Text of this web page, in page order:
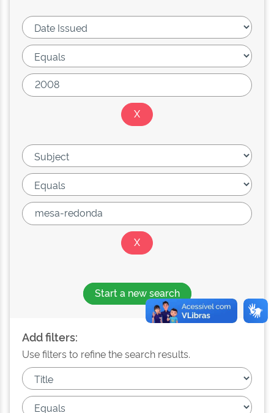
Start a new search
Add filters:
Use filters to refine the search results.